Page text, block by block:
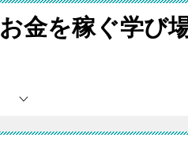
お金を稼ぐ学び